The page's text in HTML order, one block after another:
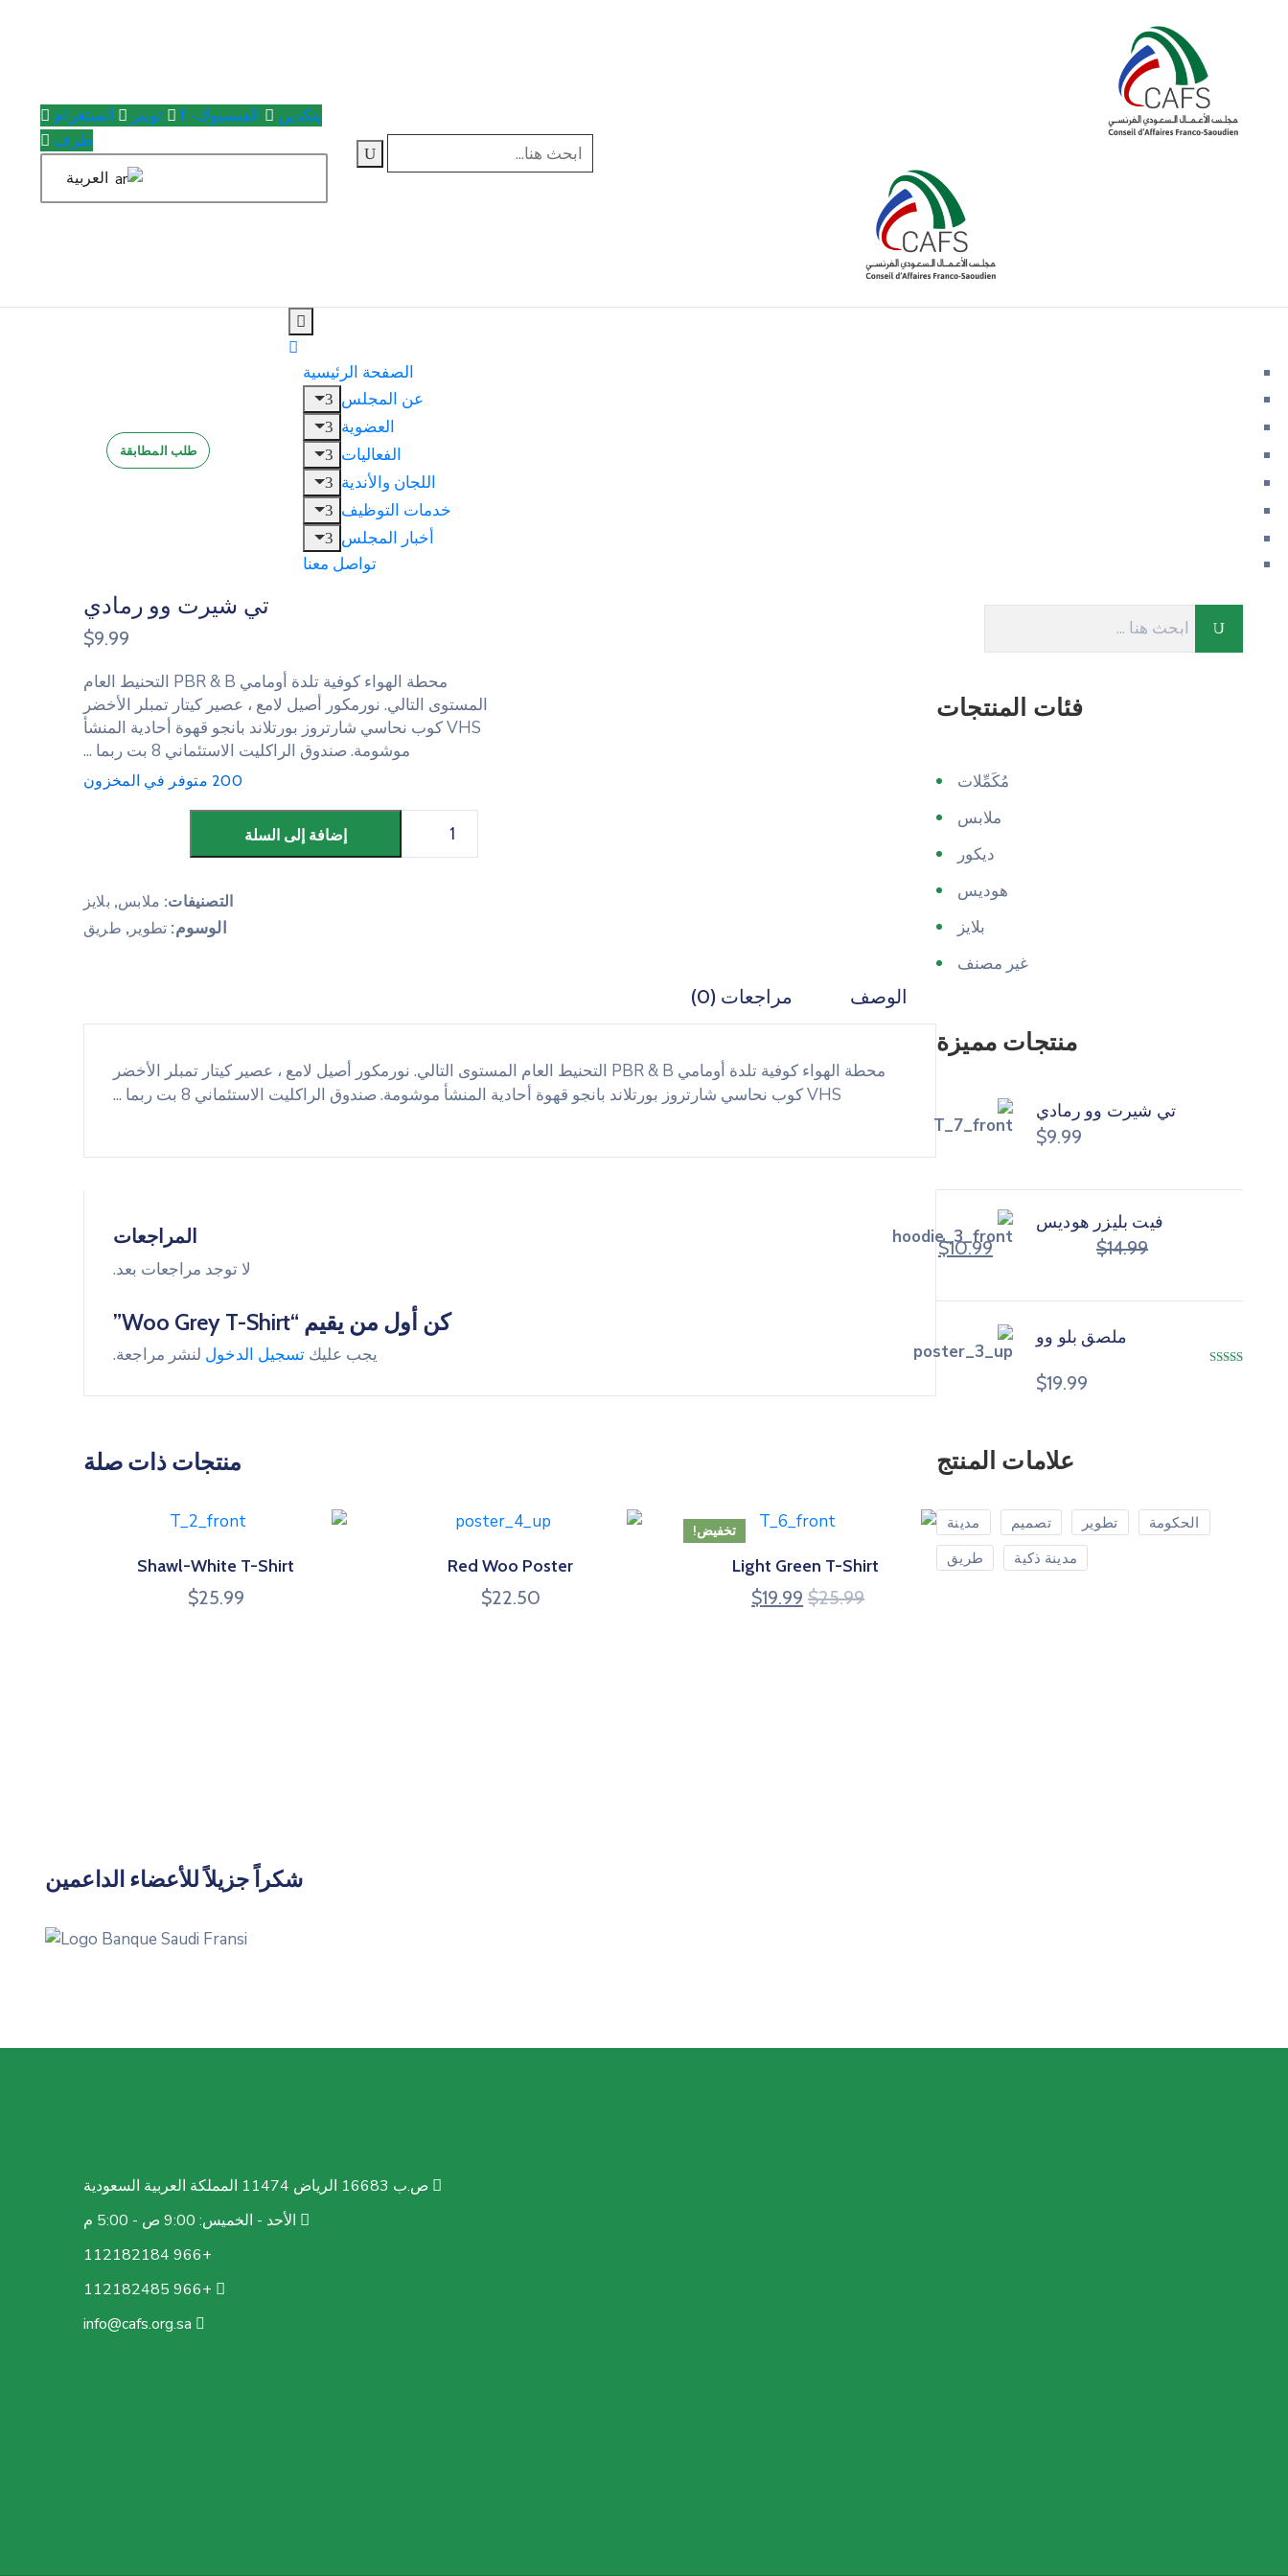
ينكدين الفيسبوك- f تويتر
انستغرام
ظرف
العربية
الصفحة الرئيسية
عن المجلس
العضوية
الفعاليات
اللجان والأندية
خدمات التوظيف
أخبار المجلس
تواصل معنا
طلب المطابقة
تي شيرت وو رمادي
$9.99
محطة الهواء كوفية تلدة أومامي PBR & B التحنيط العام
المستوى التالي. نورمكور أصيل لامع ، عصير كيتار تمبلر الأخضر
VHS كوب نحاسي شارتروز بورتلاند بانجو قهوة أحادية المنشأ
موشومة. صندوق الراكليت الاستئماني 8 بت ربما ...
200 متوفر في المخزون
إضافة إلى السلة
التصنيفات: ملابس, بلايز
الوسوم: تطوير , طريق
الوصف مراجعات (0)
محطة الهواء كوفية تلدة أومامي PBR & B التحنيط العام المستوى التالي. نورمكور أصيل لامع ، عصير كيتار تمبلر الأخضر
VHS كوب نحاسي شارتروز بورتلاند بانجو قهوة أحادية المنشأ موشومة. صندوق الراكليت الاستئماني 8 بت ربما ...
المراجعات
لا توجد مراجعات بعد.
كن أول من يقيم “Woo Grey T-Shirt”
يجب عليك تسجيل الدخول لنشر مراجعة.
منتجات ذات صلة
تخفيض!
Light Green T-Shirt
$25.99
$19.99
Red Woo Poster
$22.50
Shawl-White T-Shirt
$25.99
فئات المنتجات
مُكَمِّلات
ملابس
ديكور
هوديس
بلايز
غير مصنف
منتجات مميزة
تي شيرت وو رمادي
$9.99
فيت بليزر هوديس
$14.99
$10.99
ملصق بلو وو
$19.99
علامات المنتج
مدينة تصميم تطوير الحكومة
طريق مدينة ذكية
شكراً جزيلاً للأعضاء الداعمين
ص.ب 16683 الرياض 11474 المملكة العربية السعودية
الأحد - الخميس: 9:00 ص - 5:00 م
+966 112182184
+966 112182485
info@cafs.org.sa